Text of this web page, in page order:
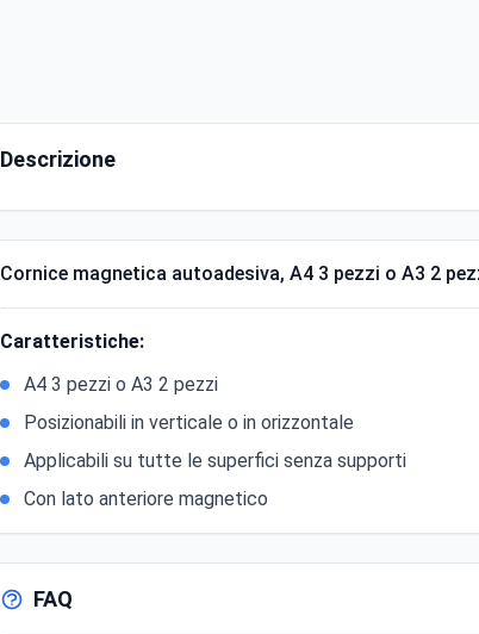
Descrizione
Cornice magnetica autoadesiva, A4 3 pezzi o A3 2
Caratteristiche:
A4 3 pezzi o A3 2 pezzi
Posizionabili in verticale o in orizzontale
Applicabili su tutte le superfici senza supporti
Con lato anteriore magnetico
FAQ